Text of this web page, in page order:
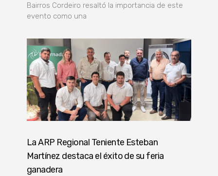
Bairros Cordeiro resaltó la importancia de este
evento como una
La ARP Regional Teniente Esteban
Martínez destaca el éxito de su feria
ganadera